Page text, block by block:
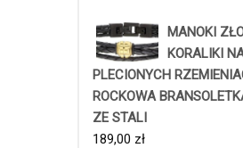
MANOKI
KORALIKI
PLECIONYCH
ROCKOWA
ZE STALI
189,00 zł